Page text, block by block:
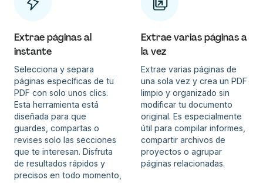
Extrae páginas al
instante
Selecciona y separa
páginas específicas de tu
PDF con solo unos clics.
Esta herramienta está
diseñada para que
guardes, compartas o
revises solo las secciones
que te interesan. Disfruta
de resultados rápidos y
precisos en todo momento,
Extrae varias páginas a
la vez
Extrae varias páginas de
una sola vez y crea un PDF
limpio y organizado sin
modificar tu documento
original. Es especialmente
útil para compilar informes,
compartir archivos de
proyectos o agrupar
páginas relacionadas.